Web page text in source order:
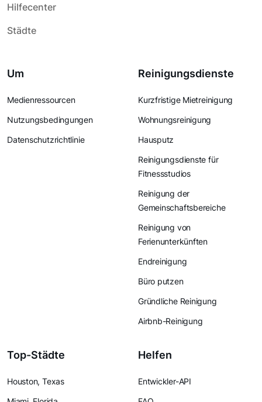
Hilfecenter
Städte
Um
Medienressourcen
Nutzungsbedingungen
Datenschutzrichtlinie
Reinigungsdienste
Kurzfristige Mietreinigung
Wohnungsreinigung
Hausputz
Reinigungsdienste für
Fitnessstudios
Reinigung der
Gemeinschaftsbereiche
Reinigung von
Ferienunterkünften
Endreinigung
Büro putzen
Gründliche Reinigung
Airbnb-Reinigung
Top-Städte
Houston, Texas
Helfen
Entwickler-API